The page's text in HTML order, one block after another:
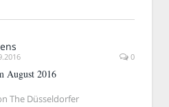
0
August 2016
The Düsseldorfer